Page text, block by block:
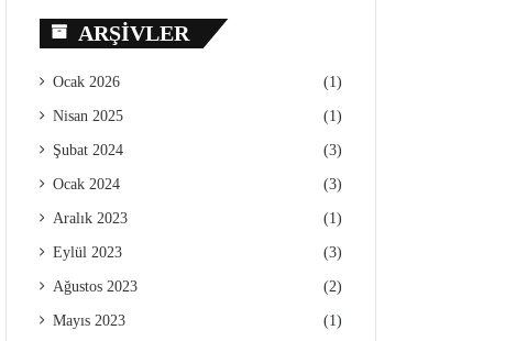
ARŞIVLER
Ocak 2026 (1)
Nisan 2025 (1)
Şubat 2024 (3)
Ocak 2024 (3)
Aralık 2023 (1)
Eylül 2023 (3)
Ağustos 2023 (2)
Mayıs 2023 (1)